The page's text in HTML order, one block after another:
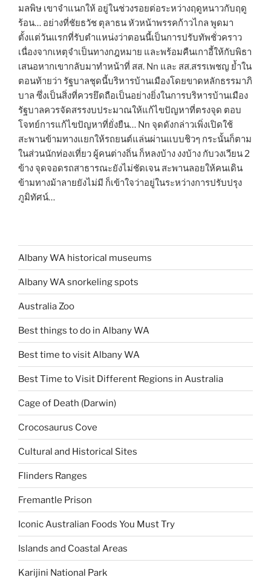
มลพิษ เขาจำแนกให้ อยู่ในช่วงรอยต่อระหว่างฤดูหนาวกับฤดู
ร้อน… อย่างที่ชัยธวัช ตุลาธน หัวหน้าพรรคก้าวไกล พูดมา
ตั้งแต่วันแรกที่รับตำแหน่งว่าตอนนี้เป็นการปรับทัพชั่วคราว
เนื่องจากเหตุจำเป็นทางกฎหมาย และพร้อมคืนเกาอี้ให้กับพิธา
เสนอหากเขากลับมาทำหน้าที่ สส. Nn และ สส.สรรเพชญ ย้ำใน
ตอนท้ายว่า รัฐบาลชุดนี้บริหารบ้านเมืองโดยขาดหลักธรรมาภิ
บาล ซึ่งเป็นสิ่งที่ควรยึดถือเป็นอย่างยิ่งในการบริหารบ้านเมือง
รัฐบาลควรจัดสรรงบประมาณให้แก้ไขปัญหาที่ตรงจุด ตอบ
โจทย์การแก้ไขปัญหาที่ยั่งยืน… Nn จุดดังกล่าวเพิ่งเปิดใช้
สะพานข้ามทางแยกให้รถยนต์แล่นผ่านแบบชิวๆ กระนั้นก็ตาม
ในส่วนนักท่องเที่ยว ผู้คนต่างถิ่น ก็หลงบ้าง งงบ้าง กับวงเวียน 2
ข้าง จุดจอดรถสาธารณะยังไม่ชัดเจน สะพานลอยให้คนเดิน
ข้ามทางม้าลายยังไม่มี ก็เข้าใจว่าอยู่ในระหว่างการปรับปรุง
ภูมิทัศน์…
Albany WA historical museums
Albany WA snorkeling spots
Australia Zoo
Best things to do in Albany WA
Best time to visit Albany WA
Best Time to Visit Different Regions in Australia
Cage of Death (Darwin)
Crocosaurus Cove
Cultural and Historical Sites
Flinders Ranges
Fremantle Prison
Iconic Australian Foods You Must Try
Islands and Coastal Areas
Karijini National Park